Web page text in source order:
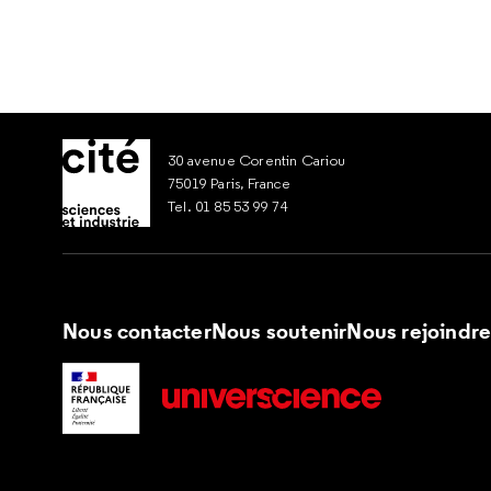
30 avenue Corentin Cariou
75019 Paris, France
Tel. 01 85 53 99 74
Nous contacterNous soutenirNous rejoindre